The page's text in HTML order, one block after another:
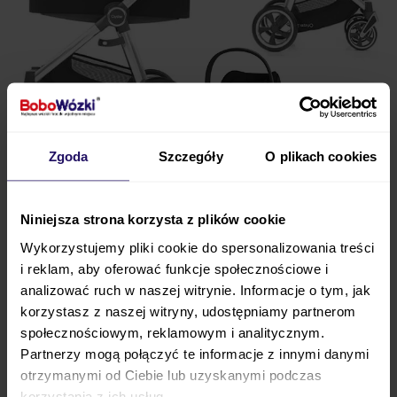
Zgoda Szczegóły O plikach cookies
Niniejsza strona korzysta z plików cookie
Wykorzystujemy pliki cookie do spersonalizowania treści
i reklam, aby oferować funkcje społecznościowe i
analizować ruch w naszej witrynie. Informacje o tym, jak
korzystasz z naszej witryny, udostępniamy partnerom
społecznościowym, reklamowym i analitycznym.
Partnerzy mogą połączyć te informacje z innymi danymi
otrzymanymi od Ciebie lub uzyskanymi podczas
Wózek głęboko-spacerowy BabyStyle OYSTER 3 to
nowoczesne i funkcjonalne rozwiązanie marki.
Model ten świetnie sprawdzi się rodzicom, którzy
stawiają na wysoki komfort malucha, ale także swój.
Innowacją BabyStyle jestgondola z zaokrąglonym
dnem,dzięki czemu można nią bujać jak kołyską,
kiedy nie znajduje się na stelażu. FotelikCybex
CLOUD T i-Size będący częścią zestawu to nowość
niemieckiej marki.Poza bazą można go rozłożyć do